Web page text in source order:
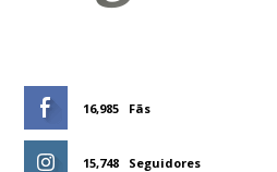
16,985 Fãs
15,748 Seguidores